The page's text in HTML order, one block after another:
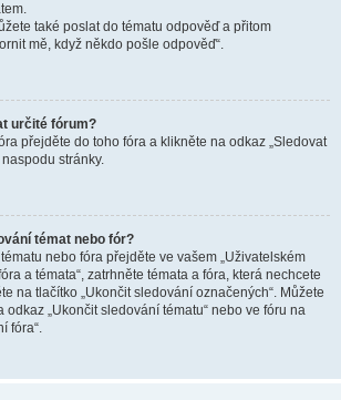
také poslat do tématu odpověď a přitom
mě, když někdo pošle odpověď“.
určité fórum?
přejděte do toho fóra a klikněte na odkaz „Sledovat
stránky.
témat nebo fór?
nebo fóra přejděte ve vašem „Uživatelském
a témata“, zatrhněte témata a fóra, která nechcete
na tlačítko „Ukončit sledování označených“. Můžete
odkaz „Ukončit sledování tématu“ nebo ve fóru na
fóra“.